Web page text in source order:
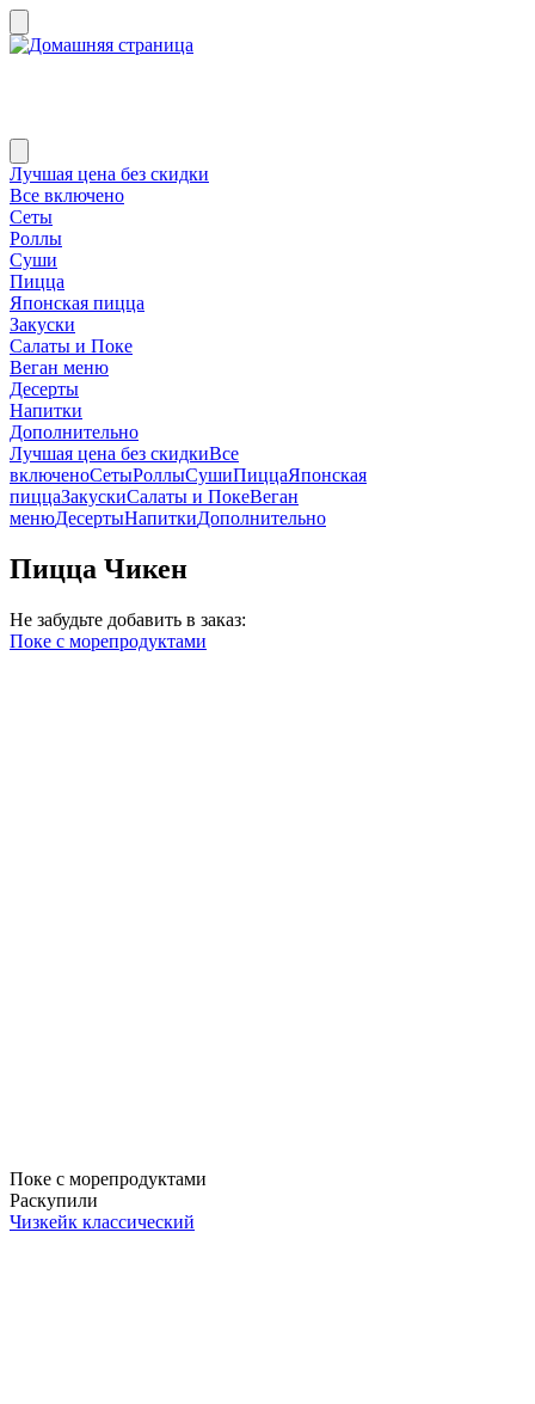
Лучшая цена без скидки
Все включено
Сеты
Роллы
Суши
Пицца
Японская пицца
Закуски
Салаты и Поке
Веган меню
Десерты
Напитки
Дополнительно
Лучшая цена без скидкиВсе
включеноСетыРоллыСушиПиццаЯпонская
пиццаЗакускиСалаты и ПокеВеган
менюДесертыНапиткиДополнительно
Пицца Чикен
Не забудьте добавить в заказ:
Поке с морепродуктами
Поке с морепродуктами
Раскупили
Чизкейк классический